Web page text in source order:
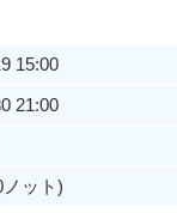
15:00
21:00
ット)